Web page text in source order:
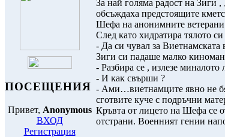
ПОСЕЩЕНИЯ
Привет, Anonymous
ВХОД
Регистрация
За най голяма радост на Зиги
обсъждаха предстоящите
Шефа на анонимните ветерани
След като хидратира тялото
- Да си чувал за Виетнамската
Зиги си падаше малко
- Разбира се , излезе
- И как свърши ?
- Ами…виетнамците явно не
сготвите куче с подръчни
Кръвта от лицето на Шефа се
отстрани. Военният гении